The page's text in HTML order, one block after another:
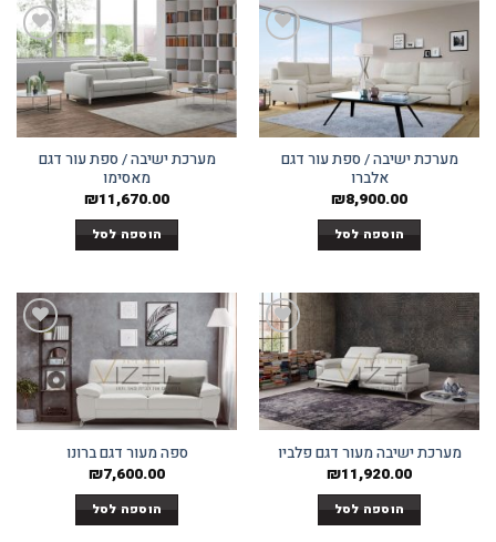
Add to
wishlist
מערכת ישיבה / ספת עור דגם
אלברו
₪8,900.00
הוספה לסל
Add to
wishlist
מערכת ישיבה / ספת עור דגם
מאסימו
₪11,670.00
הוספה לסל
Add to
wishlist
מערכת ישיבה מעור דגם פלביו
₪11,920.00
הוספה לסל
Add to
wishlist
ספה מעור דגם ברונו
₪7,600.00
הוספה לסל